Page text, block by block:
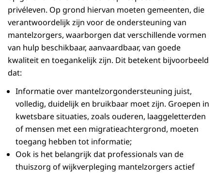
privéleven. Op grond hiervan moeten gemeenten, die
verantwoordelijk zijn voor de ondersteuning van
mantelzorgers, waarborgen dat verschillende vormen
van hulp beschikbaar, aanvaardbaar, van goede
kwaliteit en toegankelijk zijn. Dit betekent bijvoorbeeld
dat:
Informatie over mantelzorgondersteuning juist,
volledig, duidelijk en bruikbaar moet zijn. Groepen in
kwetsbare situaties, zoals ouderen, laaggeletterden
of mensen met een migratieachtergrond, moeten
toegang hebben tot informatie;
Ook is het belangrijk dat professionals van de
thuiszorg of wijkverpleging mantelzorgers actief